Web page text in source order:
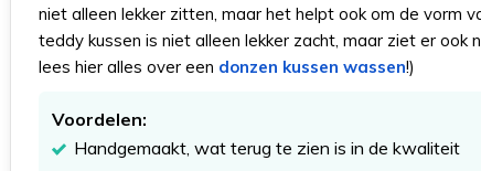
niet alleen lekker zitten, maar het helpt ook om de vorm
teddy kussen is niet alleen lekker zacht, maar ziet er ook
lees hier alles over een donzen kussen wassen!)
Voordelen:
Handgemaakt, wat terug te zien is in de kwaliteit